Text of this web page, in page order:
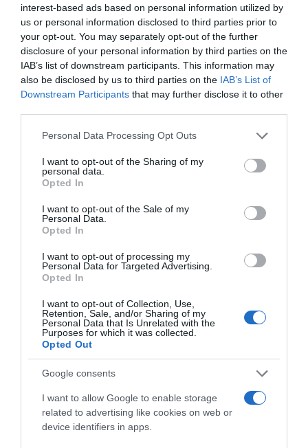
interest-based ads based on personal information utilized by
us or personal information disclosed to third parties prior to
your opt-out. You may separately opt-out of the further
disclosure of your personal information by third parties on the
IAB’s list of downstream participants. This information may
also be disclosed by us to third parties on the IAB’s List of
Downstream Participants that may further disclose it to other
Please note that this website/app uses one or more Google
not limited to your visit or usage behaviour. You may click to
grant or deny consent to Google and its third-party tags to
use your data for below specified purposes in below Google
consent section.
Personal Data Processing Opt Outs
I want to opt-out of the Sharing of my
personal data.
Opted In
I want to opt-out of the Sale of my
Personal Data.
Opted In
I want to opt-out of processing my
Personal Data for Targeted Advertising.
Opted In
I want to opt-out of Collection, Use,
Retention, Sale, and/or Sharing of my
Personal Data that Is Unrelated with the
Purposes for which it was collected.
Opted Out
Google consents
I want to allow Google to enable storage
related to advertising like cookies on web or
device identifiers in apps.
ΣΧΟΛΙΑ